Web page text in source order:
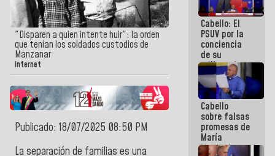
"Disparen a quien intente huir": la orden
que tenían los soldados custodios de
Manzanar
internet
Publicado: 18/07/2025 08:50 PM
La separación de familias es una
Machado:
¡Créanle!
Cabello: El
PSUV por la
conciencia
de su
militancia
es la
organización
política más
sólida de
Venezuela
Cabello
sobre falsas
promesas de
María
Machado: